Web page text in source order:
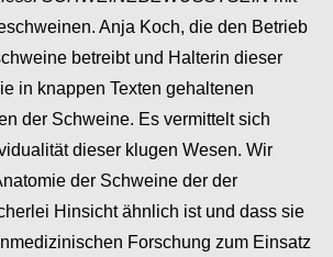
Anja Koch, die den Betrieb
betreibt und Halterin dieser
in knappen Texten gehaltenen
der Schweine. Es vermittelt sich
dieser klugen Wesen. Wir
der Schweine der der
Hinsicht ähnlich ist und dass sie
Forschung zum Einsatz